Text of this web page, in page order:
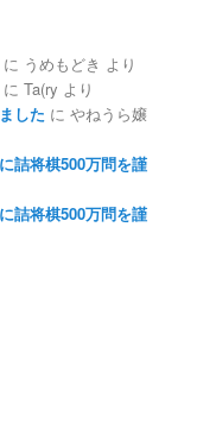
に うめもどき より
にTa(ry より
した にやねうら嬢
詰将棋500万問を謹
詰将棋500万問を謹